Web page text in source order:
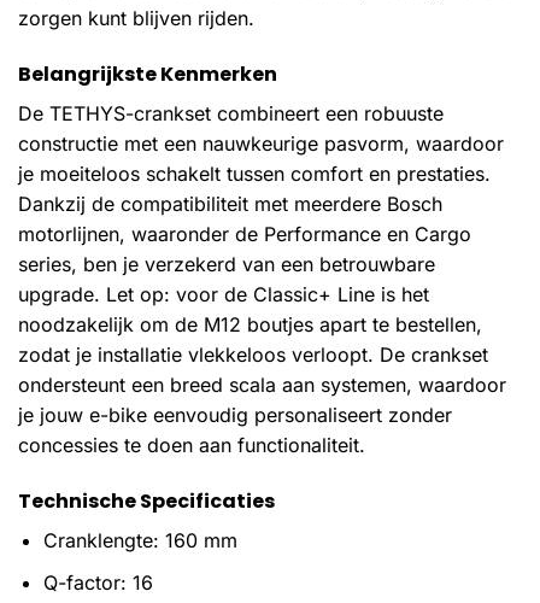
zorgen kunt blijven rijden.
Belangrijkste Kenmerken
De TETHYS-crankset combineert een robuuste
constructie met een nauwkeurige pasvorm, waardoor
je moeiteloos schakelt tussen comfort en prestaties.
Dankzij de compatibiliteit met meerdere Bosch
motorlijnen, waaronder de Performance en Cargo
series, ben je verzekerd van een betrouwbare
upgrade. Let op: voor de Classic+ Line is het
noodzakelijk om de M12 boutjes apart te bestellen,
zodat je installatie vlekkeloos verloopt. De crankset
ondersteunt een breed scala aan systemen, waardoor
je jouw e-bike eenvoudig personaliseert zonder
concessies te doen aan functionaliteit.
Technische Specificaties
Cranklengte: 160 mm
Q-factor: 16